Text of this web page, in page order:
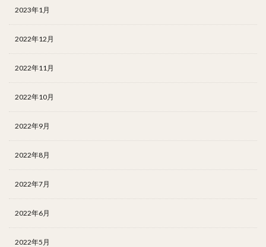
2023年1月
2022年12月
2022年11月
2022年10月
2022年9月
2022年8月
2022年7月
2022年6月
2022年5月